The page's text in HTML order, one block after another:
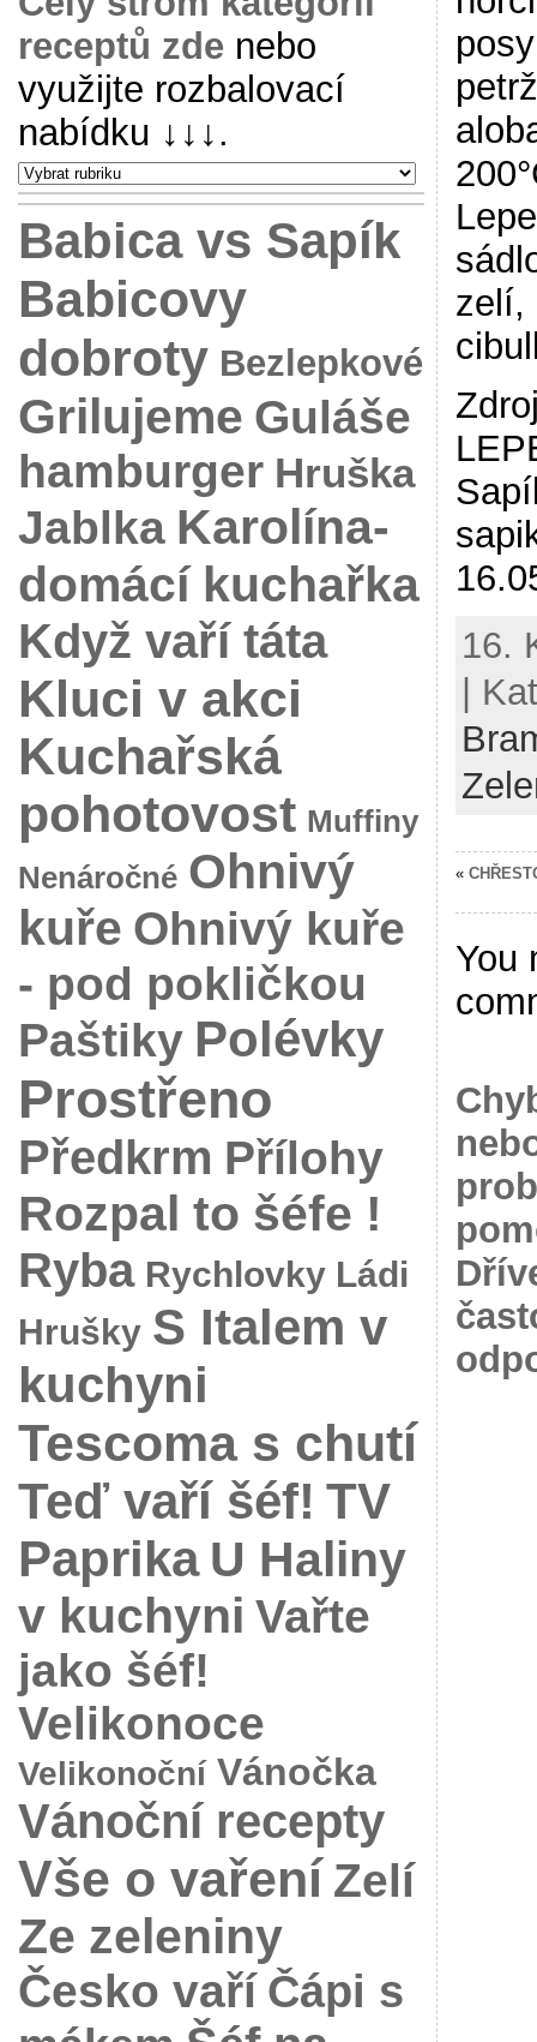
receptů zde nebo
využijte rozbalovací
nabídku ↓↓↓.
Babica vs Sapík
Babicovy
dobroty Bezlepkové
Grilujeme Guláše
hamburger Hruška
Jablka Karolína-
domácí kuchařka
Když vaří táta
Kluci v akci
Kuchařská
pohotovost Muffiny
Nenáročné Ohnivý
kuře Ohnivý kuře
- pod pokličkou
Paštiky Polévky
Prostřeno
Předkrm Přílohy
Rozpal to šéfe !
Ryba Rychlovky Ládi
Hrušky S Italem v
kuchyni
Tescoma s chutí
Teď vaří šéf! TV
Paprika U Haliny
v kuchyni Vařte
jako šéf!
Velikonoce
Velikonoční Vánočka
Vánoční recepty
Vše o vaření Zelí
Ze zeleniny
Česko vaří Čápi s
zelí,
16.
|
«
You